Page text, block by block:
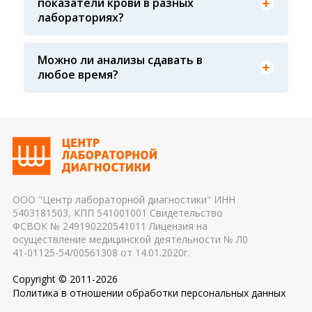
давления у взрослых страдающих гипотонией и
как следствие потери сознания
лабораториях?
влиять на результат 2. Процедурная медсестра:
осуществляя забор крови, необходимо
крови, не было ли гемолиза крови и т. д.) 3.
Транспортировка и хранение биологического
применяемые реагенты также могут стать
причиной погрешности в результатах
Можно ли анализы сдавать в
любое время?
Показатели крови могут изменяться в течение
дня, поэтому взятие крови обычно проводится
ООО "Центр лабораторной диагностики" ИНН
5403181503, КПП 541001001 Свидетельство
ФСВОК № 249190220541011 Лицензия на
осуществление медицинской деятельности № Л0
41-01125-54/00561308 от 14.01.2020г.
Copyright © 2011-2026
Политика в отношении обработки персональных данных